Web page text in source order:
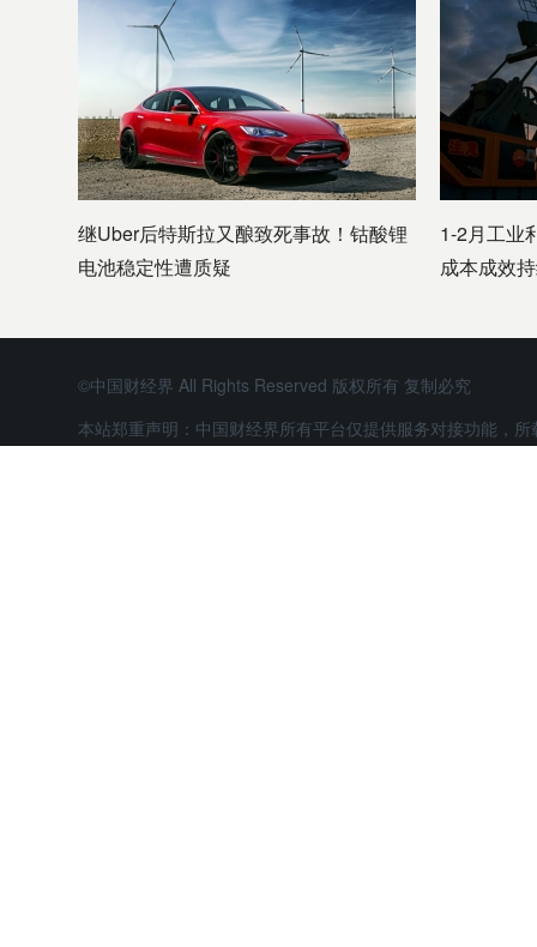
继Uber后特斯拉又酿致死事故！钴酸锂
电池稳定性遭质疑
1-2月工业
成本成效
©中国财经界 All Rights Reserved 版权所有 复制必究
本站郑重声明：中国财经界所有平台仅提供服务对接功能，